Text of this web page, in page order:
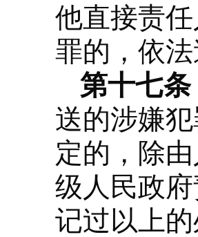
他直接责
罪的，依
第十七条
送的涉嫌
定的，除
级人民政
记过以上